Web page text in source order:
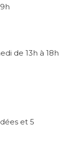
de 13h à 18h
et 5